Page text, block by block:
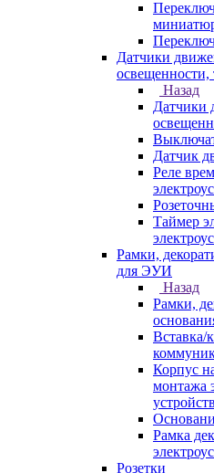
Датчики
Назад
Датчики
Датчик
Реле
Таймер
Рамки,
для ЭУИ
Назад
Рамки,
Вставка/
Корпус
монтажа
устройств
Рамка
Розетки